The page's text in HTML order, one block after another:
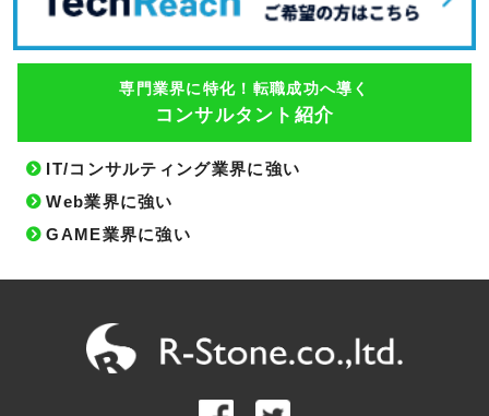
専門業界に特化！転職成功へ導く
コンサルタント紹介
IT/コンサルティング業界に強い
Web業界に強い
GAME業界に強い